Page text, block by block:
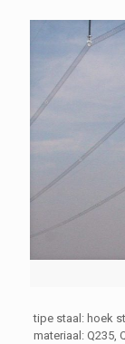
tipe staal: hoek
materiaal: Q235,